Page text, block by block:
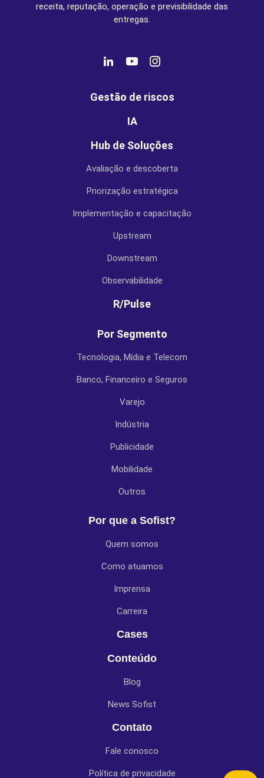
receita, reputação, operação e previsibilidade das
entregas.
Gestão de riscos
IA
Hub de Soluções
Avaliação e descoberta
Priorização estratégica
Implementação e capacitação
Upstream
Downstream
Observabilidade
R/Pulse
Por Segmento
Tecnologia, Mídia e Telecom
Banco, Financeiro e Seguros
Varejo
Indústria
Publicidade
Mobilidade
Outros
Por que a Sofist?
Quem somos
Como atuamos
Imprensa
Carreira
Cases
Conteúdo
Blog
News Sofist
Contato
Fale conosco
Política de privacidade